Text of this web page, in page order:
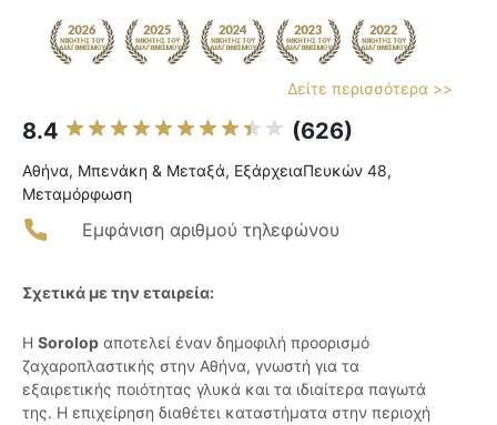
Δείτε περισσότερα >>
8.4 (626)
Αθήνα, Μπενάκη & Μεταξά, ΕξάρχειαΠευκών 48,
Μεταμόρφωση
Εμφάνιση αριθμού τηλεφώνου
Σχετικά με την εταιρεία:
Η Sorolop αποτελεί έναν δημοφιλή προορισμό
ζαχαροπλαστικής στην Αθήνα, γνωστή για τα
εξαιρετικής ποιότητας γλυκά και τα ιδιαίτερα παγωτά
της. Η επιχείρηση διαθέτει καταστήματα στην περιοχή